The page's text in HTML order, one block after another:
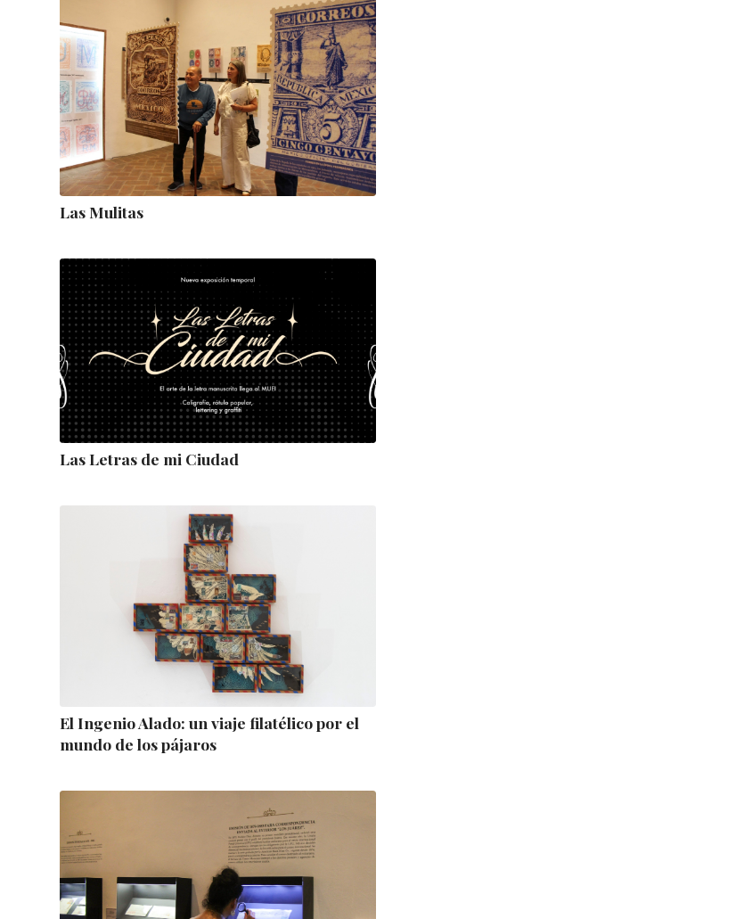
Las Mulitas
Las Letras de mi Ciudad
El Ingenio Alado: un viaje filatélico por el
mundo de los pájaros